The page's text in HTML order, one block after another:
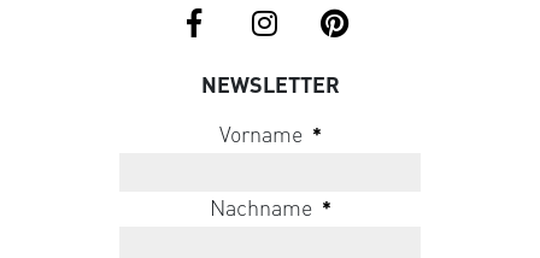
NEWSLETTER
Vorname *
Nachname *